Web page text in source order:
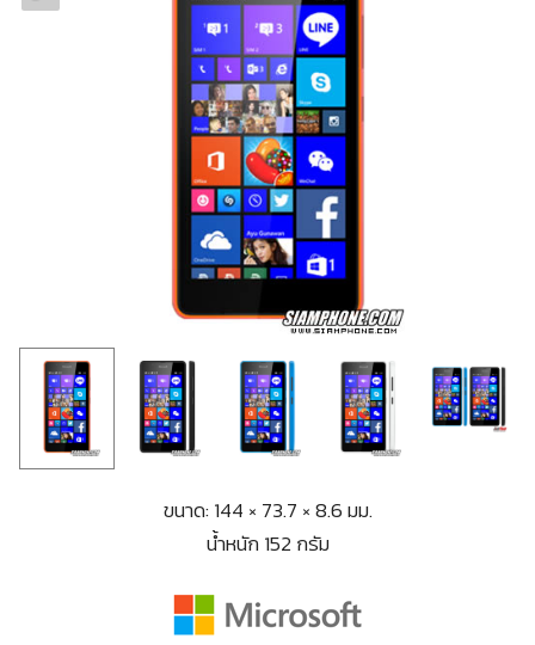
ขนาด: 144 × 73.7 × 8.6 มม.
น้ำหนัก 152 กรัม